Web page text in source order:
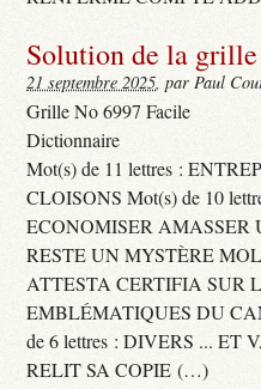
Solution de la
21 septembre 2025, par Paul
Grille No 6997 Facile
Dictionnaire
Mot(s) de 11 lettres :
CLOISONS Mot(s) de 10
ECONOMISER AMASSER
RESTE UN MYSTÈRE
ATTESTA CERTIFIA SUR
EMBLÉMATIQUES DU
de 6 lettres : DIVERS ... ET
RELIT SA COPIE (…)